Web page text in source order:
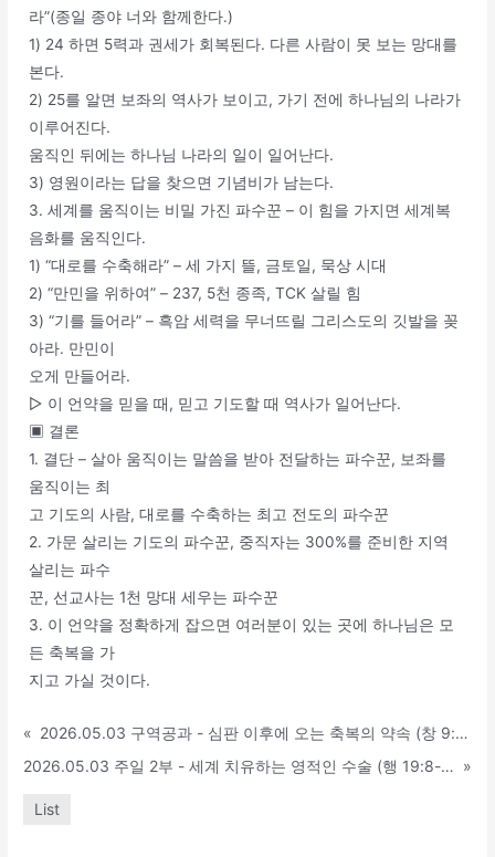
라”(종일 종야 너와 함께한다.)
1) 24 하면 5력과 권세가 회복된다. 다른 사람이 못 보는 망대를
본다.
2) 25를 알면 보좌의 역사가 보이고, 가기 전에 하나님의 나라가
이루어진다.
움직인 뒤에는 하나님 나라의 일이 일어난다.
3) 영원이라는 답을 찾으면 기념비가 남는다.
3. 세계를 움직이는 비밀 가진 파수꾼 – 이 힘을 가지면 세계복
음화를 움직인다.
1) “대로를 수축해라” – 세 가지 뜰, 금토일, 묵상 시대
2) “만민을 위하여” – 237, 5천 종족, TCK 살릴 힘
3) “기를 들어라” – 흑암 세력을 무너뜨릴 그리스도의 깃발을 꽂
아라. 만민이
오게 만들어라.
▷ 이 언약을 믿을 때, 믿고 기도할 때 역사가 일어난다.
▣ 결론
1. 결단 – 살아 움직이는 말씀을 받아 전달하는 파수꾼, 보좌를
움직이는 최
고 기도의 사람, 대로를 수축하는 최고 전도의 파수꾼
2. 가문 살리는 기도의 파수꾼, 중직자는 300%를 준비한 지역
살리는 파수
꾼, 선교사는 1천 망대 세우는 파수꾼
3. 이 언약을 정확하게 잡으면 여러분이 있는 곳에 하나님은 모
든 축복을 가
지고 가실 것이다.
«
2026.05.03 구역공과 - 심판 이후에 오는 축복의 약속 (창 9:1-29)
2026.05.03 주일 2부 - 세계 치유하는 영적인 수술 (행 19:8-20)
»
List